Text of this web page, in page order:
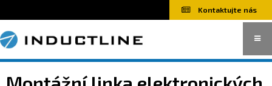
Kontaktujte nás